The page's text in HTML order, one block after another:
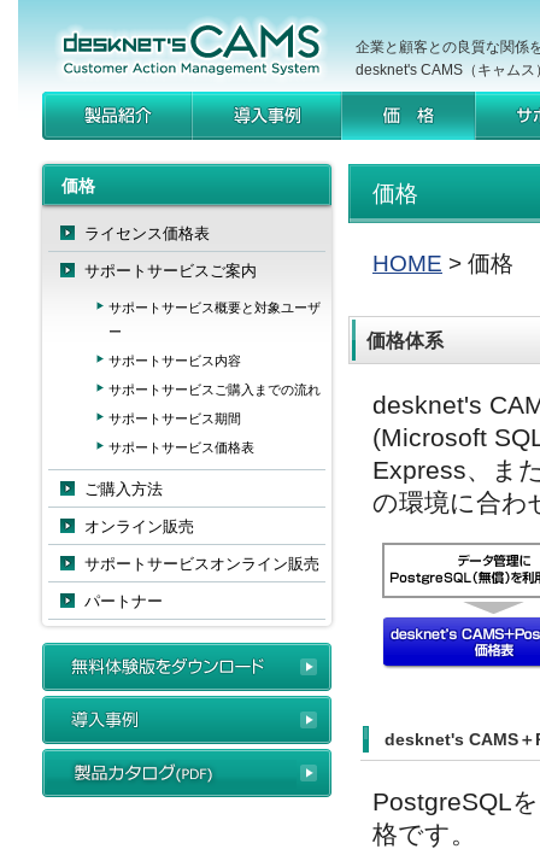
企業と顧客との良質な関係
desknet's CAMS（キャムス
価格
ライセンス価格表
サポートサービスご案内
サポートサービス概要と対象ユーザ
ー
サポートサービス内容
サポートサービスご購入までの流れ
サポートサービス期間
サポートサービス価格表
ご購入方法
オンライン販売
サポートサービスオンライン販売
パートナー
価格
HOME > 価格
価格体系
desknet's
(Microsoft
Express、ま
の環境に合わ
desknet's CAMS
PostgreSQL
格です。